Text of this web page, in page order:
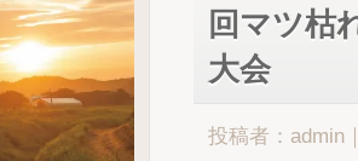
回マツ枯
大会
投稿者：admin